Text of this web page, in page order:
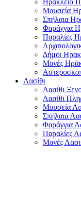
Ηράκλειο
Μουσεία
Σπήλαια
Φαράγγια
Παραλίες
Δήμοι
Μονές
Λασίθι
Λασίθι
Λασίθι
Μουσεία
Σπήλαια
Φαράγγια
Παραλίες
Μονές